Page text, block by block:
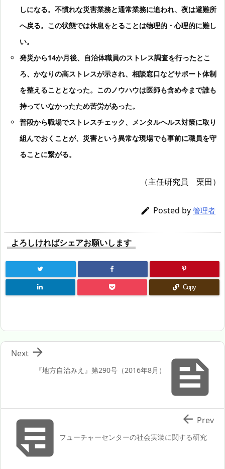
しになる。不慣れな災害業務と通常業務に追われ、夜は避難所
へ戻る。この状態では休息をとることは物理的・心理的に難し
い。
発災から14か月後、自治体職員のストレス調査を行ったとこ
ろ、かなりの高ストレスが示され、相談窓口などサポート体制
を整えることとなった。このノウハウは医師も含め今まで誰も
持っていなかったため苦労があった。
普段から職場でストレスチェック、メンタルヘルス対策に取り
組んでおくことが、災害という異常な現場でも事前に職員を守
ることに繋がる。
（主任研究員 栗田）
 Posted by 管理者
よろしければシェアお願いします
Copy

『地方自治みえ』第290号（2016年8月）

Next
フューチャーセンターの社会実装に関する研究
 Prev